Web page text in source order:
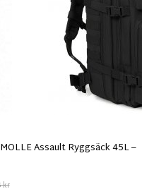
Assault Ryggsäck 45L –
kr